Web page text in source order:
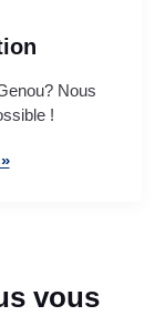
Nous
!
vous